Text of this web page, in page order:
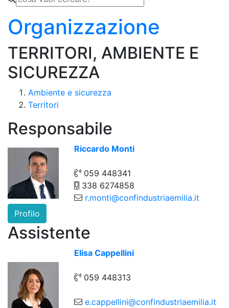
Organizzazione
TERRITORI, AMBIENTE E
SICUREZZA
Ambiente e sicurezza
Territori
Responsabile
Riccardo Monti
059 448341
338 6274858
r.monti@confindustriaemilia.it
Profilo
Assistente
Elisa Cappellini
059 448313
e.cappellini@confindustriaemilia.it